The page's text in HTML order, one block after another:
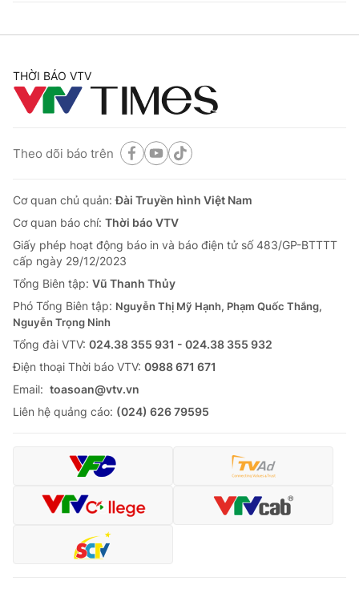
THỜI BÁO VTV
Theo dõi báo trên
Cơ quan chủ quản:Đài Truyền hình Việt Nam
Cơ quan báo chí: Thời báo VTV
Giấy phép hoạt động báo in và báo điện tử số 483/GP-BTTTT
cấp ngày 29/12/2023
Tổng Biên tập: Vũ Thanh Thủy
Phó Tổng Biên tập: Nguyễn Thị Mỹ Hạnh, Phạm Quốc Thắng,
Nguyễn Trọng Ninh
Tổng đài VTV: 024.38 355 931 - 024.38 355 932
Ðiện thoại Thời báo VTV: 0988 671 671
Email: toasoan@vtv.vn
Liên hệ quảng cáo: (024) 626 79595